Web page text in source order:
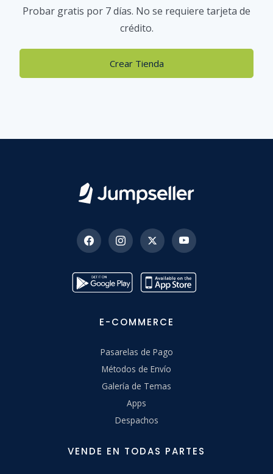
Probar gratis por 7 días. No se requiere tarjeta de
crédito.
Crear Tienda
E-COMMERCE
Pasarelas de Pago
Métodos de Envío
Galería de Temas
Apps
Despachos
VENDE EN TODAS PARTES